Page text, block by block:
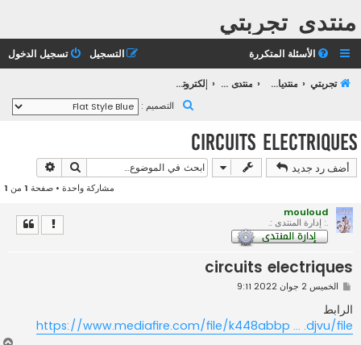
منتدى تجربتي
الأسئلة المتكررة تسجيل الدخول التسجيل
تجربتي منتديات التعليم الثانوي منتدى التعليم الجامعي إلكتروتقني
التصميم :
circuits electriques
أضف رد جديد بحث
مشاركة واحدة • صفحة 1 من 1
mouloud
.: إدارة المنتدى :.
circuits electriques
م
ر
ك
ة
الخميس 2 جوان 2022 9:11
الرابط
https://www.mediafire.com/file/k448abbp ... .djvu/file